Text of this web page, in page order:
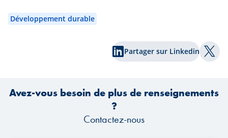
politiques monétaires et les nouvelles
une nouvelle fois réservé leur lot de
Développement durable
Partager sur Linkedin
Avez-vous besoin de plus de renseignements
?
Contactez-nous